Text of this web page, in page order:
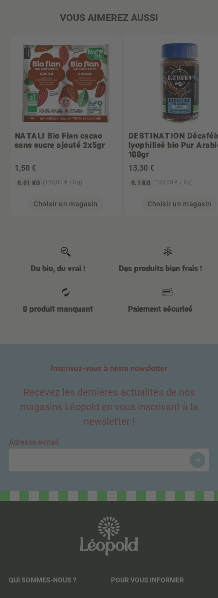
VOUS AIMEREZ AUSSI
NATALI Bio Flan cacao
sans sucre ajouté 2x5gr
1 ,50 €
0.01 KG (150,00 € / Kg)
Choisir un magasin
DESTINATION
lyophilisé bio Pur
100gr
13,30 €
0.1 KG (133,00 € / Kg)
Choisir un magasin
Du bio, du vrai ! Des produits bien frais !
0 produit manquant Paiement sécurisé
Inscrivez-vous à notre newsletter
Recevez les dernières actualités de nos
magasins Léopold en vous inscrivant à la
newsletter !
Adresse e-mail
QUI SOMMES-NOUS ? POUR VOUS INFORMER